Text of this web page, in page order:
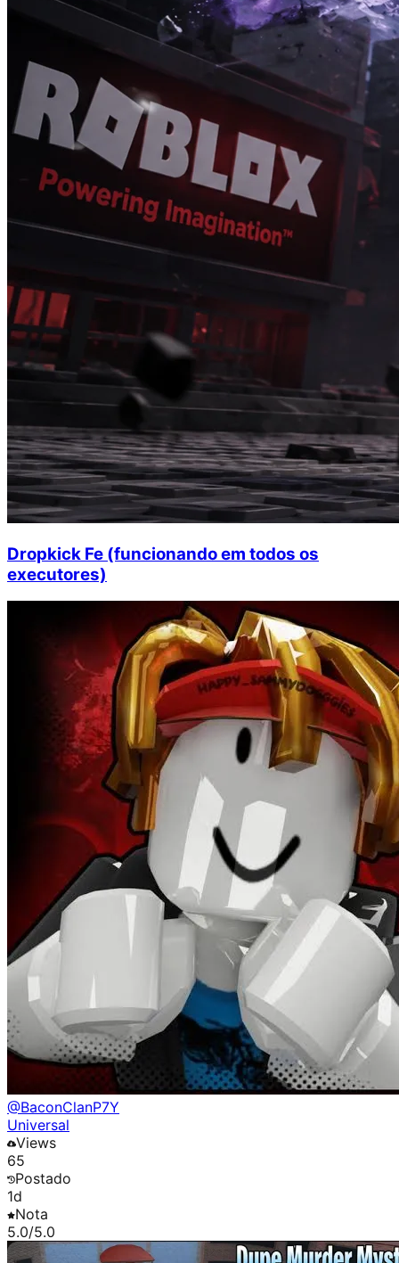
Dropkick Fe (funcionando em todos os
executores)
@BaconClanP7Y
Universal
Views
65
Postado
1d
Nota
5.0/5.0